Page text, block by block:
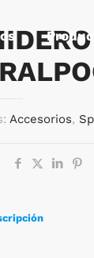
Accesorios,